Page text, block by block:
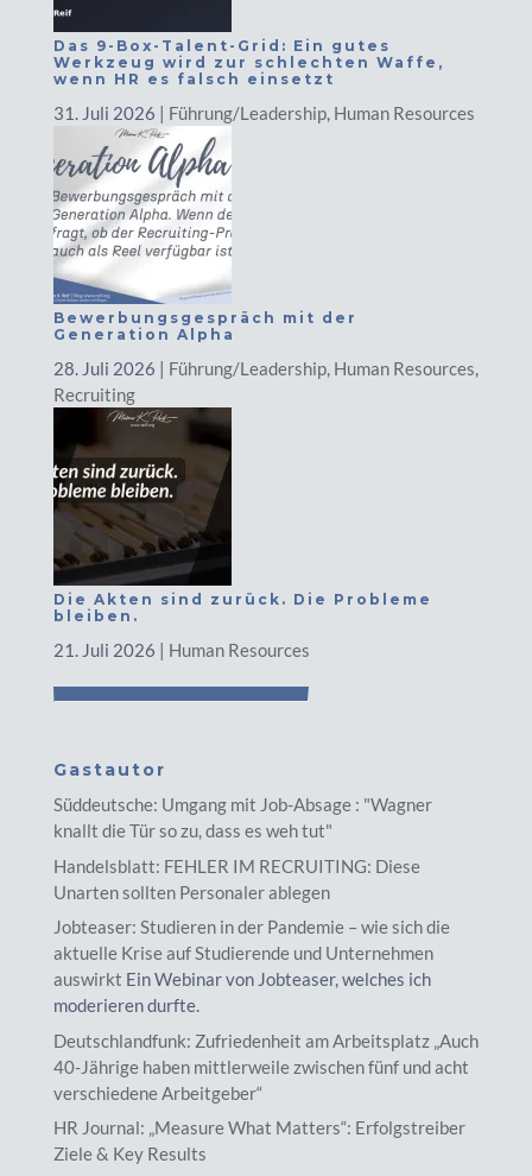
Das 9-Box-Talent-Grid: Ein gutes
Werkzeug wird zur schlechten Waffe,
wenn HR es falsch einsetzt
31. Juli 2026 | Führung/Leadership, Human Resources
Bewerbungsgespräch mit der
Generation Alpha
28. Juli 2026 | Führung/Leadership, Human Resources,
Recruiting
Die Akten sind zurück. Die Probleme
bleiben.
21. Juli 2026 | Human Resources
Gastautor
Süddeutsche: Umgang mit Job-Absage : "Wagner
knallt die Tür so zu, dass es weh tut"
Handelsblatt: FEHLER IM RECRUITING: Diese
Unarten sollten Personaler ablegen
Jobteaser: Studieren in der Pandemie – wie sich die
aktuelle Krise auf Studierende und Unternehmen
auswirkt Ein Webinar von Jobteaser, welches ich
moderieren durfte.
Deutschlandfunk: Zufriedenheit am Arbeitsplatz „Auch
40-Jährige haben mittlerweile zwischen fünf und acht
verschiedene Arbeitgeber“
HR Journal: „Measure What Matters“: Erfolgstreiber
Ziele & Key Results